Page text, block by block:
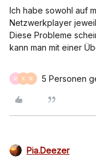
Ich habe sowohl auf
Netzwerkplayer
Diese Probleme
kann man mit einer
M K N 5 Personen
Pia.Deezer